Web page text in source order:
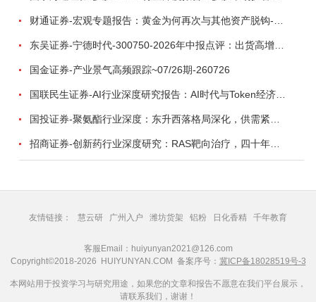
东吴证券-宁德时代-300750-2026年中报点评：出货高增业绩稳健，回购彰显龙头信心-260726
国金证券-产业景气高频跟踪~07/26期-260726
国联民生证券-AI行业深度研究报告：AI时代与Token经济，从技术符号到数字石油-260801
招商证券-创新药行业深度研究：RAS靶向治疗，四十年不可成药的终结，与终结之后的治疗格局演化-260805
友情链接： 慧云研 广州入户 潍坊货架 铝粉 日化香精 千年教育
客服Email：huiyunyan2021@126.com
Copyright©2018-2026 HUIYUNYAN.COM 备案序号： 冀ICP备18028519号-3
本网站用于投资学习与研究用途，如果您的文章和报告不愿意在我们平台展示，
请联系我们，谢谢！